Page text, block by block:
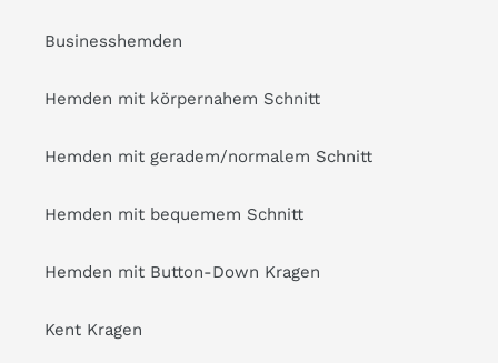
Businesshemden
Hemden mit körpernahem Schnitt
Hemden mit geradem/normalem Schnitt
Hemden mit bequemem Schnitt
Hemden mit Button-Down Kragen
Kent Kragen